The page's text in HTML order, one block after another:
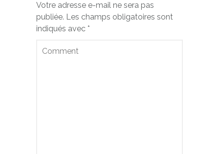
Votre adresse e-mail ne sera pas
publiée. Les champs obligatoires sont
indiqués avec *